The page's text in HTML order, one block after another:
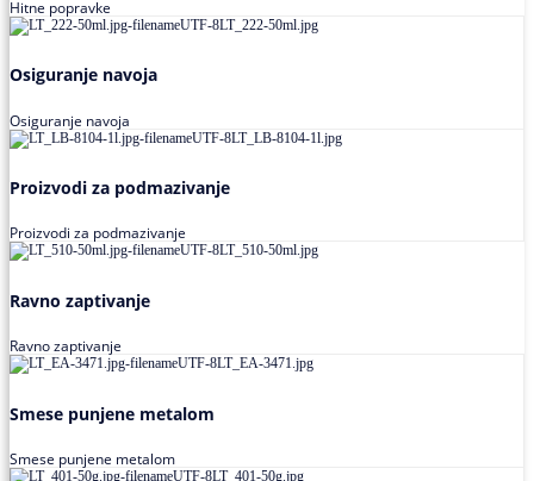
Hitne popravke
Osiguranje navoja
Osiguranje navoja
Proizvodi za podmazivanje
Proizvodi za podmazivanje
Ravno zaptivanje
Ravno zaptivanje
Smese punjene metalom
Smese punjene metalom